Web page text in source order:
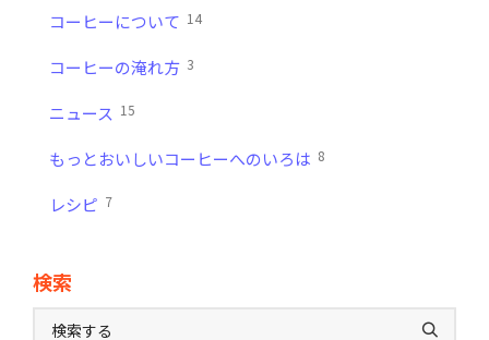
コーヒーについて 14
コーヒーの淹れ方 3
ニュース 15
もっとおいしいコーヒーへのいろは 8
レシピ 7
検索